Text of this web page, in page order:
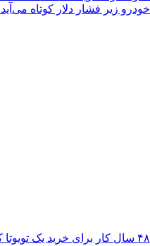
خودرو زیر فشار دلار کوتاه
۴۸ سال کار برای خرید یک تویوتا کمری